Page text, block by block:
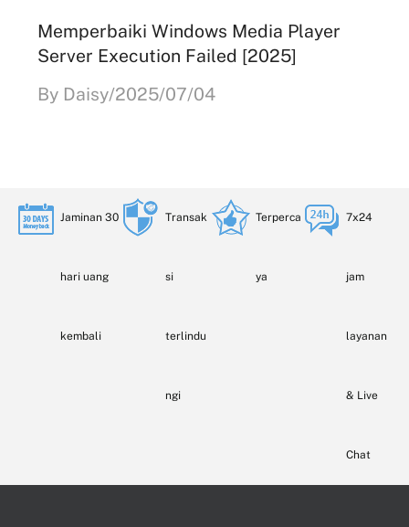
Memperbaiki Windows Media Player
Server Execution Failed [2025]
By Daisy/2025/07/04
Jaminan 30
hari uang
kembali
Transak
si
terlindu
ngi
Terperca
ya
7x24
jam
layanan
& Live
Chat